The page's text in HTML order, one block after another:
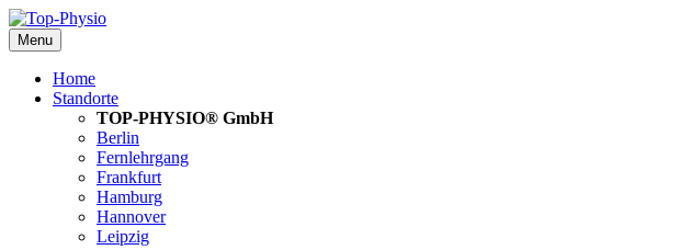
Menu
Home
Standorte
TOP-PHYSIO® GmbH
Berlin
Fernlehrgang
Frankfurt
Hamburg
Hannover
Leipzig